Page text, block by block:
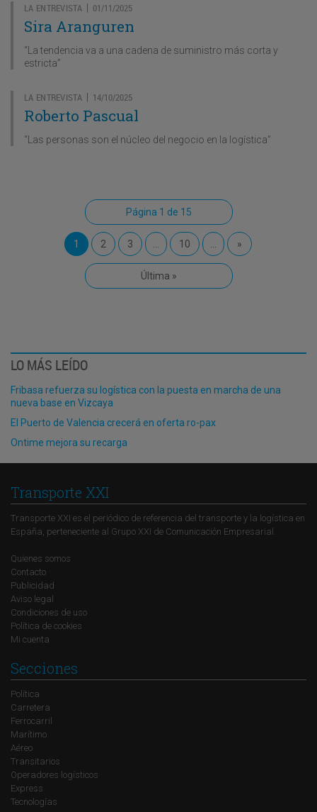
LA ENTREVISTA| 01/11/2025
Sira Aranguren
“La tendencia va a una cadena de suministro más corta y
estricta”
LA ENTREVISTA| 14/10/2025
Roberto Pascual
“Las personas son el núcleo del negocio en la logística”
Página 1 de 15
1 2 3 10 »
Última »
LO MÁS LEÍDO
Fribasa refuerza su logística con la puesta en marcha de una
nueva base en Vizcaya
El Puerto de Valencia crecerá en oferta ro-pax
Ontime mejora su recarga
Transporte XXI
Transporte XXI es el periódico de referencia del transporte y la logística en
España, perteneciente al Grupo XXI de Comunicación Empresarial.
Quienes somos
Contacto
Publicidad
Aviso legal
Condiciones de uso
Política de cookies
Mi cuenta
Secciones
Política
Carretera
Ferrocarril
Marítimo
Aéreo
Transitarios
Operadores logísticos
Express
Tecnologías